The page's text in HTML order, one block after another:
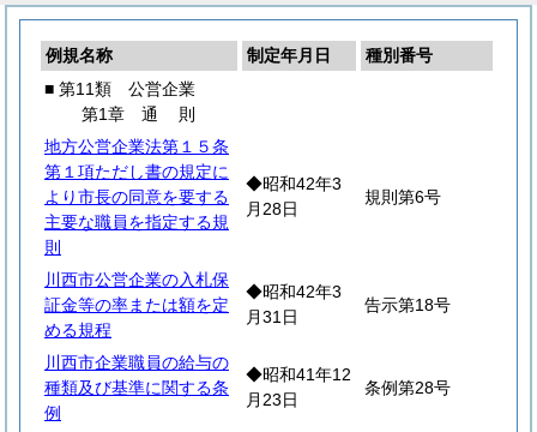
例規名称 制定年月日
種別番号
■ 第11類 公営企業
第1章 通 則
地方公営企業法第１５条
第１項ただし書の規定に
より市長の同意を要する
主要な職員を指定する規
則
◆昭和42年3
月28日
規則第6号
川西市公営企業の入札保
証金等の率または額を定
める規程
◆昭和42年3
月31日
告示第18号
川西市企業職員の給与の
種類及び基準に関する条
例
◆昭和41年12
月23日
条例第28号